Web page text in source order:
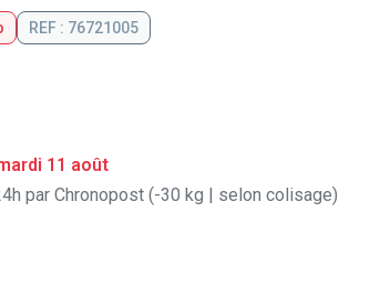
REF : 76721005
11 août
par Chronopost (-30 kg | selon colisage)